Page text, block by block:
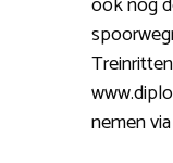
nemen